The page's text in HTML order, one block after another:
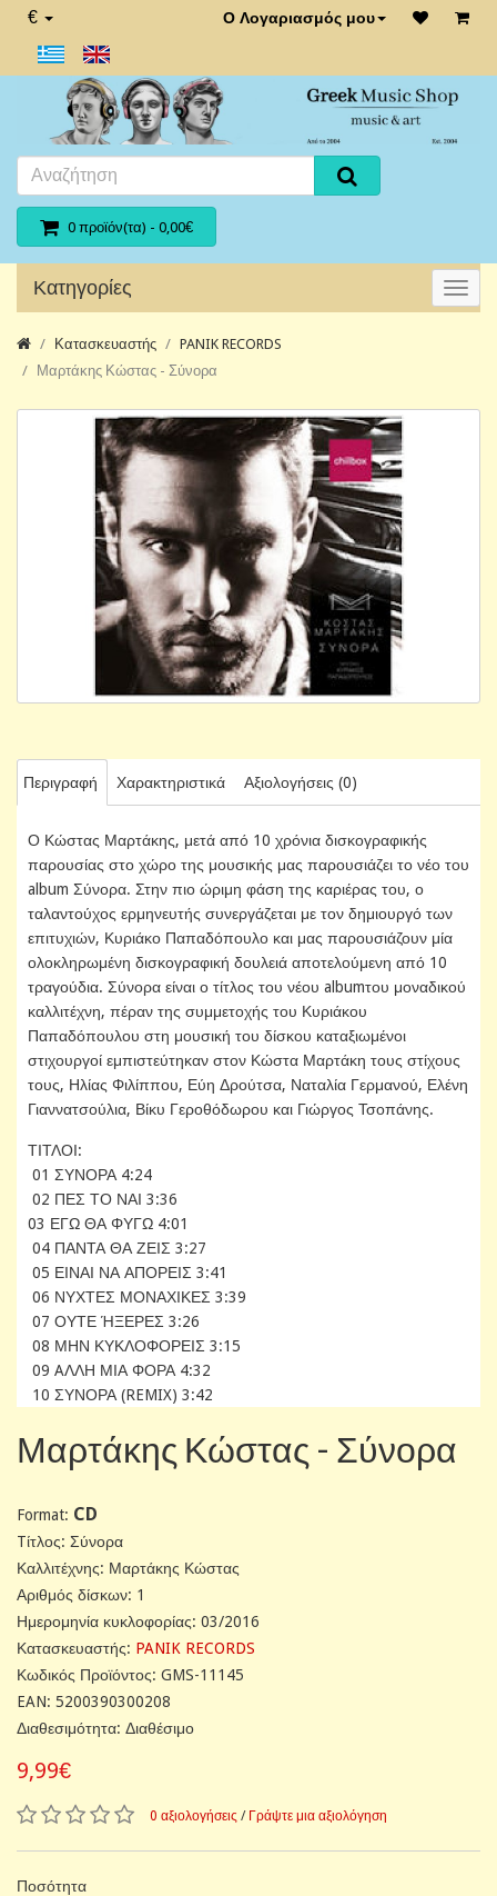
€ Ο Λογαριασμός μου
0 προϊόν(τα) - 0,00€
Κατηγορίες
Κατασκευαστής
PANIK RECORDS
Μαρτάκης Κώστας - Σύνορα
Περιγραφή Χαρακτηριστικά Αξιολογήσεις (0)
Ο Κώστας Μαρτάκης, μετά από 10 χρόνια δισκογραφικής
παρουσίας στο χώρο της μουσικής μας παρουσιάζει το νέο του
album Σύνορα. Στην πιο ώριμη φάση της καριέρας του, ο
ταλαντούχος ερμηνευτής συνεργάζεται με τον δημιουργό των
επιτυχιών, Κυριάκο Παπαδόπουλο και μας παρουσιάζουν μία
ολοκληρωμένη δισκογραφική δουλειά αποτελούμενη από 10
τραγούδια. Σύνορα είναι ο τίτλος του νέου albumτου μοναδικού
καλλιτέχνη, πέραν της συμμετοχής του Κυριάκου
Παπαδόπουλου στη μουσική του δίσκου καταξιωμένοι
στιχουργοί εμπιστεύτηκαν στον Κώστα Μαρτάκη τους στίχους
τους, Ηλίας Φιλίππου, Εύη Δρούτσα, Ναταλία Γερμανού, Ελένη
Γιαννατσούλια, Βίκυ Γεροθόδωρου και Γιώργος Τσοπάνης.
ΤΙΤΛΟΙ:
01 ΣΥΝΟΡΑ 4:24
02 ΠΕΣ ΤΟ ΝΑΙ 3:36
03 ΕΓΩ ΘΑ ΦΥΓΩ 4:01
04 ΠΑΝΤΑ ΘΑ ΖΕΙΣ 3:27
05 ΕΙΝΑΙ ΝΑ ΑΠΟΡΕΙΣ 3:41
06 ΝΥΧΤΕΣ ΜΟΝΑΧΙΚΕΣ 3:39
07 ΟΥΤΕ ΉΞΕΡΕΣ 3:26
08 ΜΗΝ ΚΥΚΛΟΦΟΡΕΙΣ 3:15
09 AΛΛΗ ΜΙΑ ΦΟΡΑ 4:32
10 ΣΥΝΟΡΑ (REMIX) 3:42
Μαρτάκης Κώστας - Σύνορα
Format: CD
Tίτλος: Σύνορα
Καλλιτέχνης: Μαρτάκης Κώστας
Αριθμός δίσκων: 1
Ημερομηνία κυκλοφορίας: 03/2016
Κατασκευαστής: PANIK RECORDS
Κωδικός Προϊόντος: GMS-11145
EAN: 5200390300208
Διαθεσιμότητα: Διαθέσιμο
9,99€
0 αξιολογήσεις / Γράψτε μια αξιολόγηση
Ποσότητα